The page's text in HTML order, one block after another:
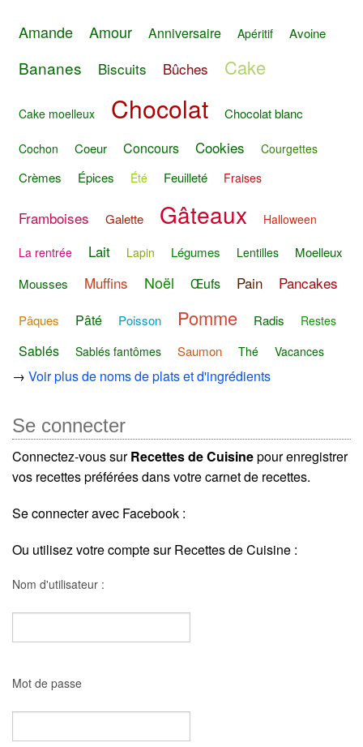
Amande Amour Anniversaire Apéritif Avoine
Bananes Biscuits Bûches Cake
Cake moelleux Chocolat Chocolat blanc
Cochon Coeur Concours Cookies Courgettes
Crèmes Épices Été Feuilleté Fraises
Framboises Galette Gâteaux Halloween
La rentrée Lait Lapin Légumes Lentilles
Moelleux
Mousses
Muffins Noël Œufs Pain Pancakes
Pâques Pâté Poisson Pomme Radis Restes
Sablés Sablés fantômes Saumon Thé Vacances
→ Voir plus de noms de plats et d'ingrédients
Se connecter
Connectez-vous surRecettes de Cuisinepour enregistrer
vos recettes préférées dans votre carnet de recettes.
Se connecter avec Facebook :
Ou utilisez votre compte sur Recettes de Cuisine :
Nom d'utilisateur :
Mot de passe